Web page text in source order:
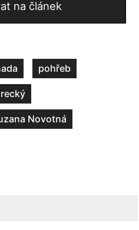
na článek
pohřeb
Novotná